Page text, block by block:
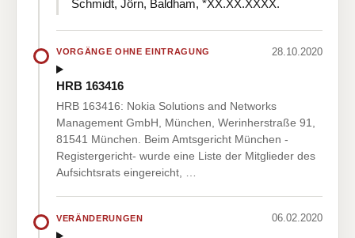
Schmidt, Jörn, Baldham, *XX.XX.XXXX.
VORGÄNGE OHNE EINTRAGUNG 28.10.2020
HRB 163416
HRB 163416: Nokia Solutions and Networks
Management GmbH, München, Werinherstraße 91,
81541 München. Beim Amtsgericht München -
Registergericht- wurde eine Liste der Mitglieder des
Aufsichtsrats eingereicht, …
VERÄNDERUNGEN 06.02.2020